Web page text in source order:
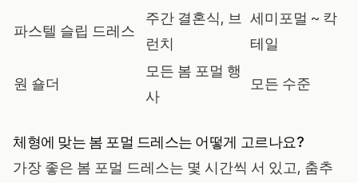
파스텔 슬립 드레스
주간 결혼식, 브
런치
세미포멀 ~ 칵
테일
원 숄더
모든 봄 포멀 행
사
모든 수준
체형에 맞는 봄 포멀 드레스는 어떻게 고르나요?
가장 좋은 봄 포멀 드레스는 몇 시간씩 서 있고, 춤추